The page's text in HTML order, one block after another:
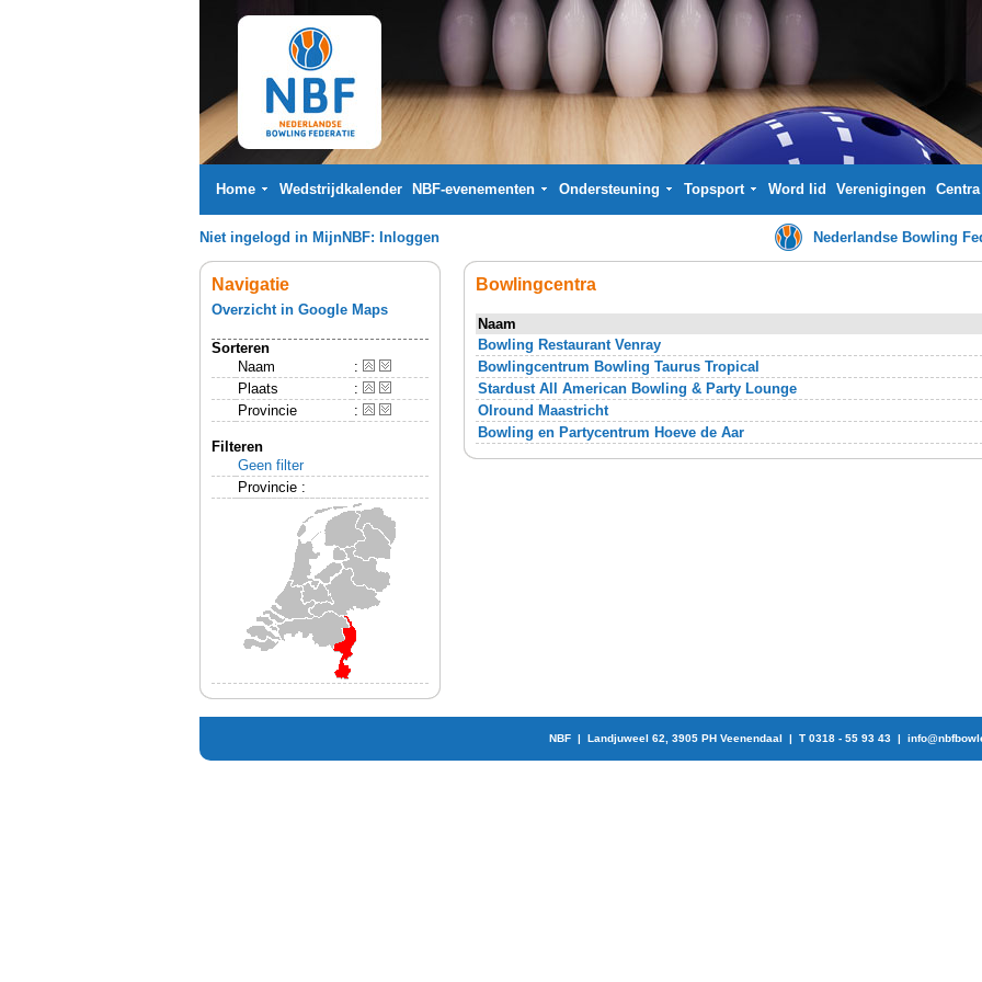
Home Wedstrijdkalender NBF-evenementen Ondersteuning Topsport Word lid Verenigingen Centra
Niet ingelogd in MijnNBF: Inloggen Nederlandse Bowling
Navigatie
Overzicht in Google Maps
Sorteren
Naam
:
Plaats
:
Provincie
:
Filteren
Geen filter
Provincie :
Bowlingcentra
Naam
Bowling Restaurant Venray
Bowlingcentrum Bowling Taurus Tropical
Stardust All American Bowling & Party Lounge
Olround Maastricht
Bowling en Partycentrum Hoeve de Aar
NBF | Landjuweel 62, 3905 PH Veenendaal | T 0318 - 55 93 43 |